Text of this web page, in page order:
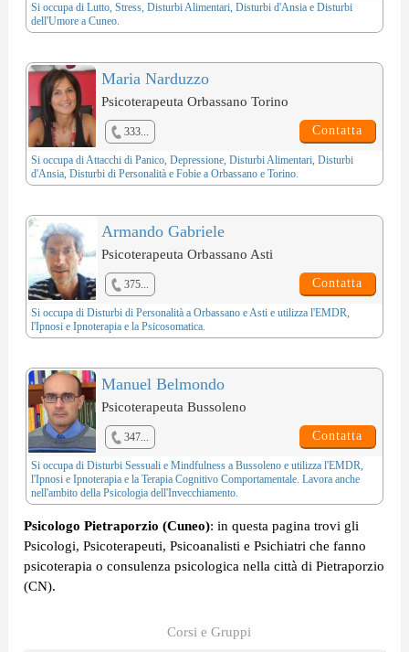
Si occupa di Lutto, Stress, Disturbi Alimentari, Disturbi d'Ansiae Disturbi
dell'Umorea Cuneo.
Maria Narduzzo
Psicoterapeuta Orbassano Torino
333... Contatta
Si occupa diAttacchi di Panico, Depressione, Disturbi Alimentari, Disturbi
d'Ansia, Disturbi di Personalitàe Fobiea Orbassano e Torino.
Armando Gabriele
Psicoterapeuta Orbassano Asti
375... Contatta
Si occupa di Disturbi di Personalitàa Orbassano e Asti e utilizza l'EMDR,
l'Ipnosi e Ipnoterapiae la Psicosomatica.
Manuel Belmondo
Psicoterapeuta Bussoleno
347... Contatta
Si occupa di Disturbi Sessualie Mindfulnessa Bussoleno e utilizza l'EMDR,
l'Ipnosi e Ipnoterapiae la Terapia Cognitivo Comportamentale. Lavora anche
nell'ambito della Psicologia dell'Invecchiamento.
Psicologo Pietraporzio (Cuneo): in questa pagina trovi gli
Psicologi, Psicoterapeuti, Psicoanalisti e Psichiatri che fanno
psicoterapia o consulenza psicologica nella città di Pietraporzio
(CN).
Corsi e Gruppi